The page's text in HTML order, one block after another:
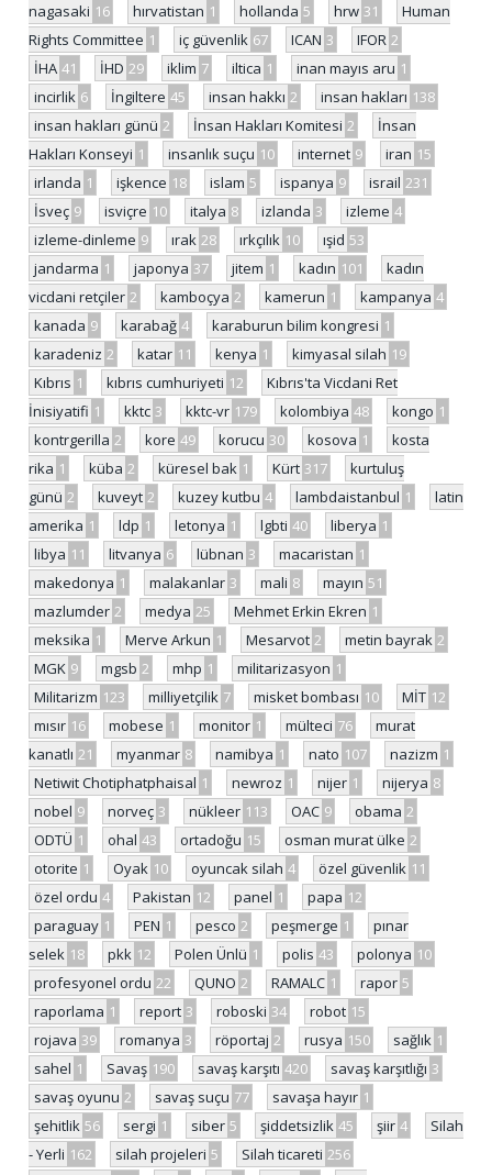
nagasaki 16 hırvatistan 1 hollanda 5 hrw 31
Human
Rights Committee 1 iç güvenlik 67 ICAN 3 IFOR 2
İHA 41 İHD 29 iklim 7 iltica 1 inan mayıs aru 1
incirlik 6 İngiltere 45 insan hakkı 2 insan hakları 138
insan hakları günü 2 İnsan Hakları Komitesi 2
İnsan
Hakları Konseyi 1 insanlık suçu 10 internet 9 iran 15
irlanda 1 işkence 18 islam 5 ispanya 9 israil 231
İsveç 9 isviçre 10 italya 8 izlanda 3 izleme 4
izleme-dinleme 9 ırak 28 ırkçılık 10 ışid 53
jandarma 1 japonya 37 jitem 1 kadın 101
kadın
vicdani retçiler 2 kamboçya 2 kamerun 1 kampanya 4
kanada 9 karabağ 4 karaburun bilim kongresi 1
karadeniz 2 katar 11 kenya 1 kimyasal silah 19
Kıbrıs 1 kıbrıs cumhuriyeti 12
Kıbrıs'ta Vicdani Ret
İnisiyatifi 1 kktc 3 kktc-vr 179 kolombiya 48 kongo 1
kontrgerilla 2 kore 49 korucu 30 kosova 1
kosta
rika 1 küba 2 küresel bak 1 Kürt 317
kurtuluş
günü 2 kuveyt 2 kuzey kutbu 4 lambdaistanbul 1
latin
amerika 1 ldp 1 letonya 1 lgbti 40 liberya 1
libya 11 litvanya 6 lübnan 3 macaristan 1
makedonya 1 malakanlar 3 mali 8 mayın 51
mazlumder 2 medya 25 Mehmet Erkin Ekren 1
meksika 1 Merve Arkun 1 Mesarvot 2 metin bayrak 2
MGK 9 mgsb 2 mhp 1 militarizasyon 1
Militarizm 123 milliyetçilik 7 misket bombası 10 MİT 12
mısır 16 mobese 1 monitor 1 mülteci 76
murat
kanatlı 21 myanmar 8 namibya 1 nato 107 nazizm 1
Netiwit Chotiphatphaisal 1 newroz 1 nijer 1 nijerya 8
nobel 9 norveç 3 nükleer 113 OAC 9 obama 2
ODTÜ 1 ohal 43 ortadoğu 15 osman murat ülke 2
otorite 1 Oyak 10 oyuncak silah 4 özel güvenlik 11
özel ordu 4 Pakistan 12 panel 1 papa 12
paraguay 1 PEN 1 pesco 2 peşmerge 1
pınar
selek 18 pkk 12 Polen Ünlü 1 polis 43 polonya 10
profesyonel ordu 22 QUNO 2 RAMALC 1 rapor 5
raporlama 1 report 3 roboski 34 robot 15
rojava 39 romanya 3 röportaj 2 rusya 150 sağlık 1
sahel 1 Savaş 190 savaş karşıtı 420 savaş karşıtlığı 3
savaş oyunu 2 savaş suçu 77 savaşa hayır 1
şehitlik 56 sergi 1 siber 5 şiddetsizlik 45 şiir 4
Silah
- Yerli 162 silah projeleri 5 Silah ticareti 256